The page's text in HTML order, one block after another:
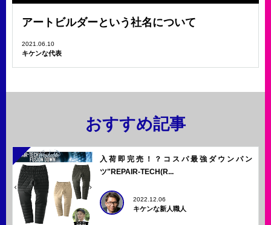
アートビルダーという社名について
2021.06.10
キケンな代表
おすすめ記事
入荷即完売！？コスパ最強ダウンパン
ツ"REPAIR-TECH(R...
2022.12.06
キケンな新人職人